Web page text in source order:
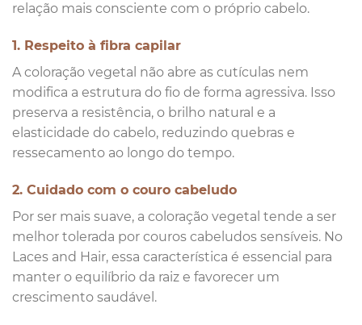
relação mais consciente com o próprio cabelo.
1. Respeito à fibra capilar
A coloração vegetal não abre as cutículas nem
modifica a estrutura do fio de forma agressiva. Isso
preserva a resistência, o brilho natural e a
elasticidade do cabelo, reduzindo quebras e
ressecamento ao longo do tempo.
2. Cuidado com o couro cabeludo
Por ser mais suave, a coloração vegetal tende a ser
melhor tolerada por couros cabeludos sensíveis. No
Laces and Hair, essa característica é essencial para
manter o equilíbrio da raiz e favorecer um
crescimento saudável.